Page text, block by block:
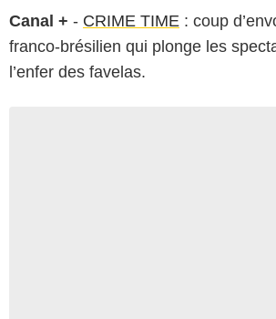
Canal + - CRIME TIME : coup
franco-brésilien qui plonge les
l’enfer des favelas.